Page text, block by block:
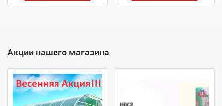
Акции нашего магазина